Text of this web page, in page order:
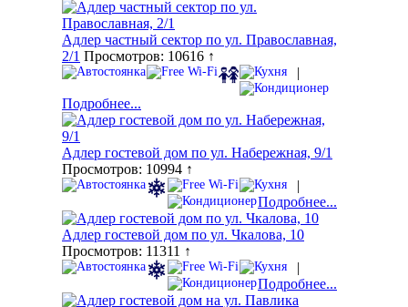
Адлер частный сектор по ул. Православная,
2/1 Просмотров: 10616 ↑
|
Подробнее...
Адлер гостевой дом по ул. Набережная, 9/1
Просмотров: 10994 ↑
|
Подробнее...
Адлер гостевой дом по ул. Чкалова, 10
Просмотров: 11311 ↑
|
Подробнее...